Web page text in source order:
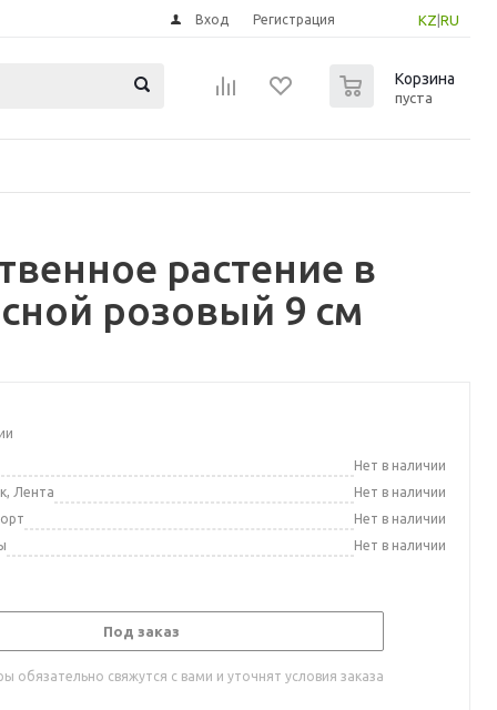
KZ RU
Вход Регистрация
Корзина
пуста
растение в
розовый 9 см
Нет в наличии
Лента
Нет в наличии
Нет в наличии
Нет в наличии
Под заказ
обязательно свяжутся с вами и уточнят условия заказа